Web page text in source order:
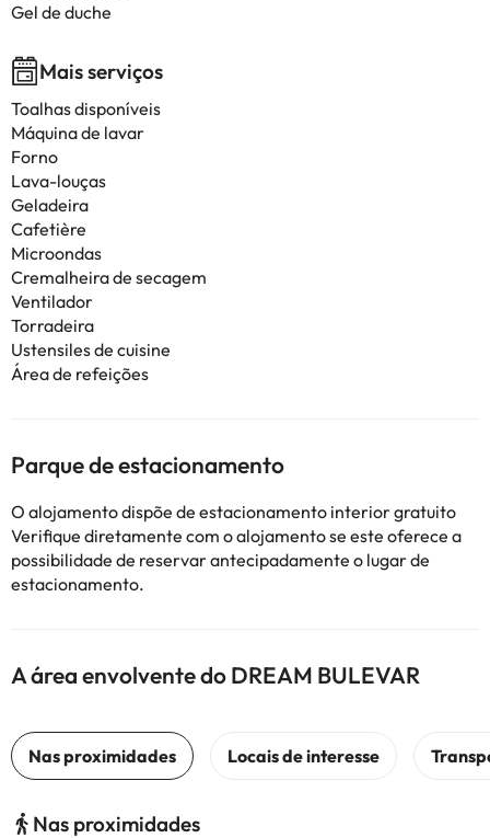
Gel de duche
Mais serviços
Toalhas disponíveis
Máquina de lavar
Forno
Lava-louças
Geladeira
Cafetière
Microondas
Cremalheira de secagem
Ventilador
Torradeira
Ustensiles de cuisine
Área de refeições
Parque de estacionamento
O alojamento dispõe de estacionamento interior gratuito
Verifique diretamente com o alojamento se este oferece a
possibilidade de reservar antecipadamente o lugar de
estacionamento.
A área envolvente do DREAM BULEVAR
Nas proximidades